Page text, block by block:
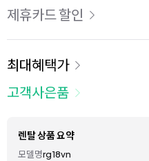
제휴카드 할인
최대혜택가
고객사은품
렌탈 상품 요약
모델명rg18vn